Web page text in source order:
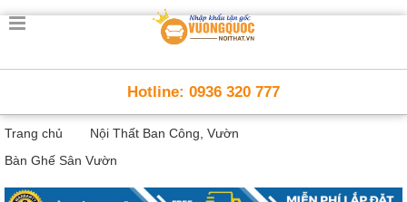
Trang
Thông
Minh
Nội
thất
minh
Hotline: 0936 320 777
Trang chủ
Nội Thất Ban Công, Vườn
Bàn Ghế Sân Vườn